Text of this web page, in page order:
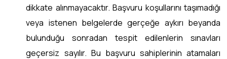
dikkate alınmayacaktır. Başvuru koşullarını taşımadığı
veya istenen belgelerde gerçeğe aykırı beyanda
bulunduğu sonradan tespit edilenlerin sınavları
geçersiz sayılır. Bu başvuru sahiplerinin atamaları